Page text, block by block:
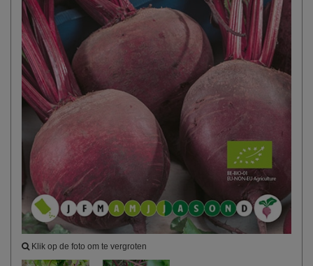
Klik op de foto om te vergroten